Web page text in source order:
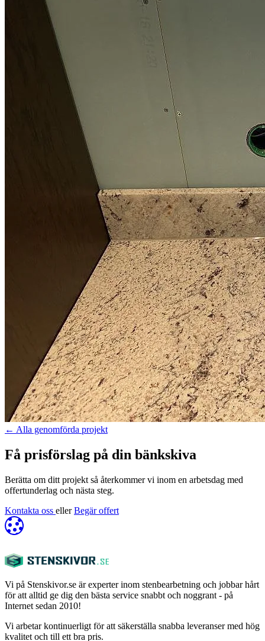
← Alla genomförda projekt
Få prisförslag på din bänkskiva
Berätta om ditt projekt så återkommer vi inom en arbetsdag med
offertunderlag och nästa steg.
Kontakta oss eller Begär offert
Vi på Stenskivor.se är experter inom stenbearbetning och jobbar hårt
för att alltid ge dig den bästa service snabbt och noggrant - på
Internet sedan 2010!
Vi arbetar kontinuerligt för att säkerställa snabba leveranser med hög
kvalitet och till ett bra pris.